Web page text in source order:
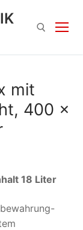
mit
400 x
18 Liter